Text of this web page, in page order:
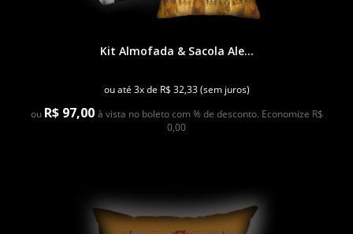
Kit Almofada & Sacola Ale...
ou até 3x de R$ 32,33 (sem juros)
ou R$ 97,00 à vista no boleto com % de desconto. Economize R$
0,00